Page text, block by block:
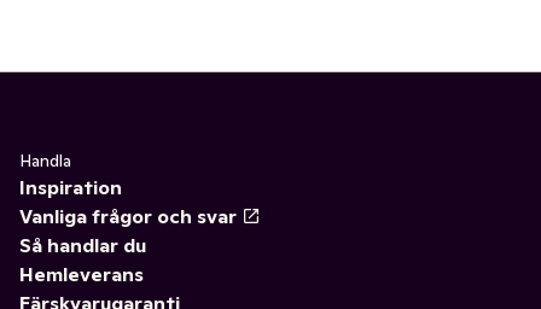
Handla
Inspiration
Vanliga frågor och svar
Så handlar du
Hemleverans
Färskvarugaranti